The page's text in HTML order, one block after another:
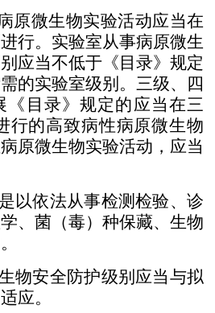
原微生物实验活动应当在
行。实验室从事病原微生
应当不低于《目录》规定
的实验室级别。 三级、四
《目录》规定的应当在三
行的高致病性病原微生物
病原微生物实验活动，应当
以依法从事检测检验、诊
、菌（毒）种保藏、生物
物安全防护级别应当与拟
应。